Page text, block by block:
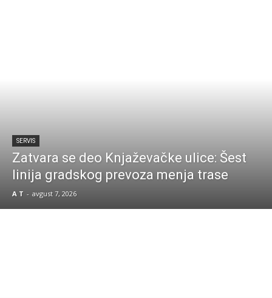
SERVIS
Zatvara se deo Knjaževačke ulice: Šest
linija gradskog prevoza menja trase
A T - avgust 7, 2026